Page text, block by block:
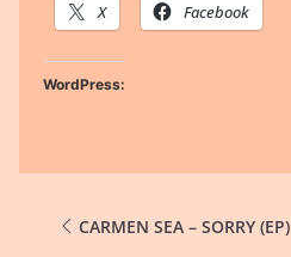
X Facebook
WordPress:
CARMEN SEA – SORRY (EP)